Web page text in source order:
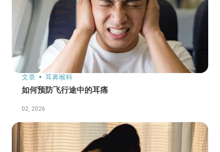
文章 耳鼻喉科
如何预防飞行途中的耳痛
02, 2026